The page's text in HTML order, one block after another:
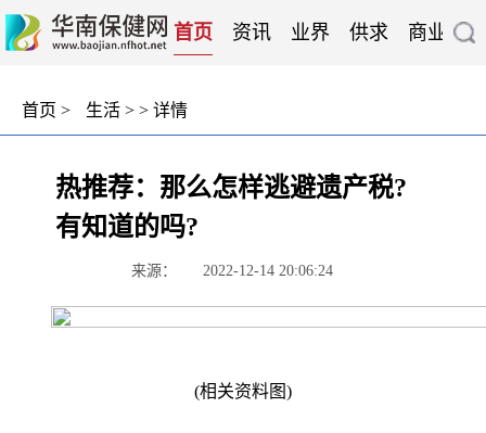
首页 资讯 业界 供求 商业
首页 > 生活 > > 详情
热推荐：那么怎样逃避遗产税?
有知道的吗?
来源： 2022-12-14 20:06:24
(相关资料图)